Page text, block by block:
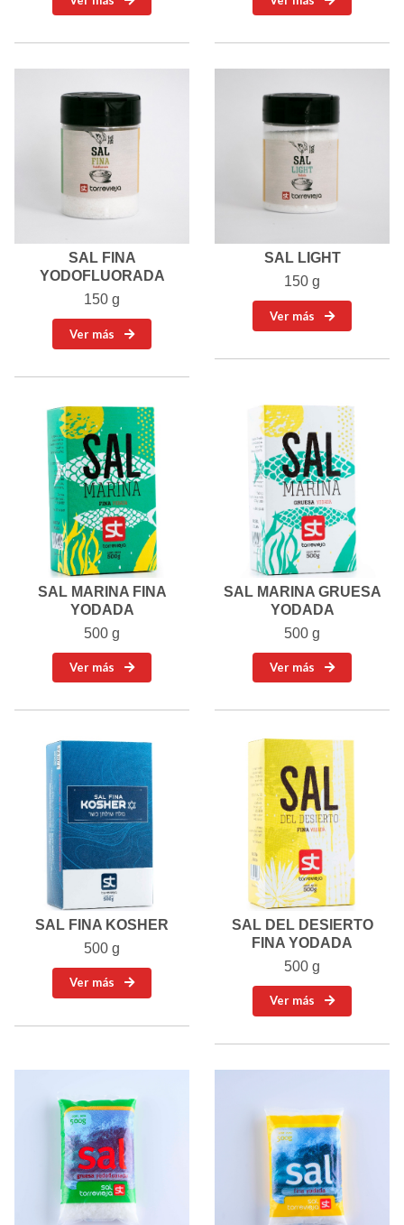
SAL FINA
YODOFLUORADA
150 g
Ver más
SAL LIGHT
150 g
Ver más
SAL MARINA FINA
YODADA
500 g
Ver más
SAL MARINA GRUESA
YODADA
500 g
Ver más
SAL FINA KOSHER
500 g
Ver más
SAL DEL DESIERTO
FINA YODADA
500 g
Ver más